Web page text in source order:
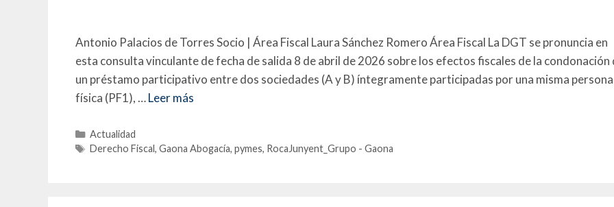
Antonio Palacios de Torres Socio | Área Fiscal Laura Sánchez Romero Área Fiscal La DGT se pronuncia en
esta consulta vinculante de fecha de salida 8 de abril de 2026 sobre los efectos fiscales de la condonación
un préstamo participativo entre dos sociedades (A y B) íntegramente participadas por una misma persona
física (PF1), …Leer más
Actualidad
Derecho Fiscal,Gaona Abogacía,pymes, RocaJunyent_Grupo - Gaona